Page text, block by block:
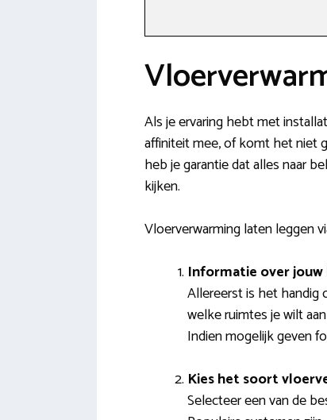
Als je ervaring hebt met
affiniteit mee, of komt het niet
heb je garantie dat alles naar
kijken.
Vloerverwarming laten leggen
Informatie over jouw
Allereerst is het handig
welke ruimtes je wilt
Indien mogelijk geven
Kies het soort
Selecteer een van de